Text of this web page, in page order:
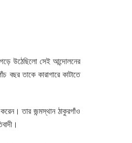
গড়ে উঠেছিলো সেই আন্দোলনের
বছর তাকে কারাগারে কাটাতে
তার জন্মস্থান ঠাকুরগাঁও